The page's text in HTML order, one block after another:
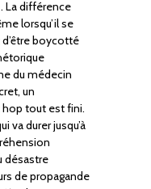
La différence
lorsqu’il se
boycotté
du médecin
un
tout est fini.
va durer jusqu’à
désastre
de propagande